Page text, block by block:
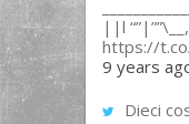
||l
https://
9 years
Dieci